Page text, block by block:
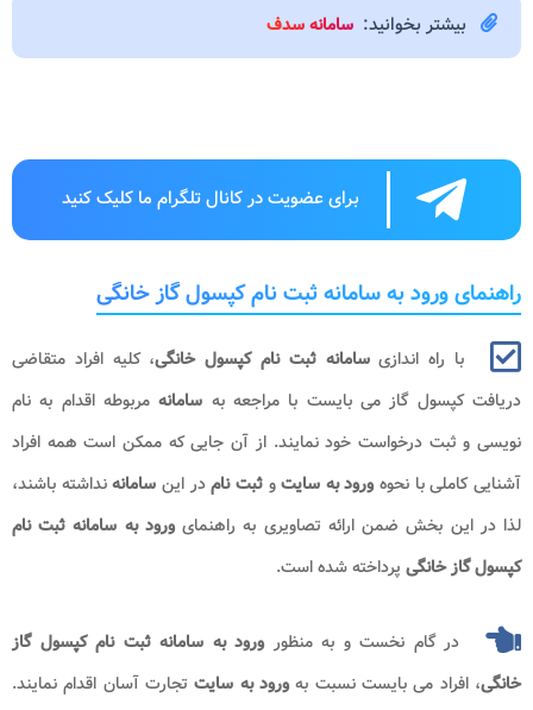
بیشتر بخوانید: سامانه سدف
برای عضویت در کانال تلگرام ما کلیک کنید
راهنمای ورود به سامانه ثبت نام کپسول گاز خانگی
با راه اندازیسامانه ثبت نام کپسول خانگی، کلیه افراد متقاضی
دریافت کپسول گاز می بایست با مراجعه به سامانه مربوطه اقدام به نام
نویسی و ثبت درخواست خود نمایند. از آن جایی که ممکن است همه افراد
آشنایی کاملی با نحوه ورود به سایتوثبت نامدر این سامانهنداشته باشند،
لذا در این بخش ضمن ارائه تصاویری به راهنمایورود به سامانه ثبت نام
کپسول گاز خانگی پرداخته شده است.
در گام نخست و به منظور ورود به سامانه ثبت نام کپسول گاز
خانگی، افراد می بایست نسبت به ورود به سایتتجارت آسان اقدام نمایند.